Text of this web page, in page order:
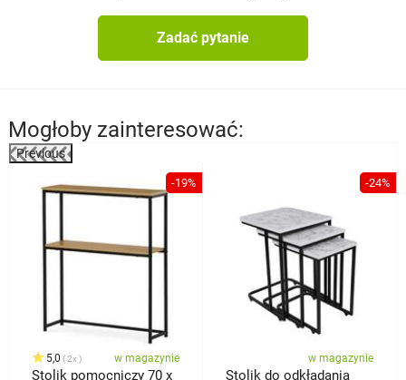
Zadać pytanie
Mogłoby zainteresować:
Previous
-19%
5,0 2x w magazynie
Stolik pomocniczy 70 x
-24%
w magazynie
Stolik do odkładania